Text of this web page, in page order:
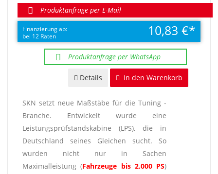
Produktanfrage per E-Mail
Finanzierung ab:
bei 12 Raten
10,83 €
Produktanfrage per WhatsApp
In den Warenkorb
Details
SKN setzt neue Maßstäbe für die Tuning -
Branche. Entwickelt wurde eine
Leistungsprüfstandskabine (LPS), die in
Deutschland seines Gleichen sucht. So
wurden nicht nur in Sachen
Maximalleistung (Fahrzeuge bis 2.000 PS)